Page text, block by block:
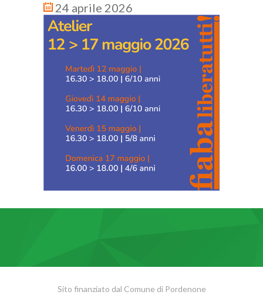
24 aprile 2026
Sito finanziato dal Comune di Pordenone